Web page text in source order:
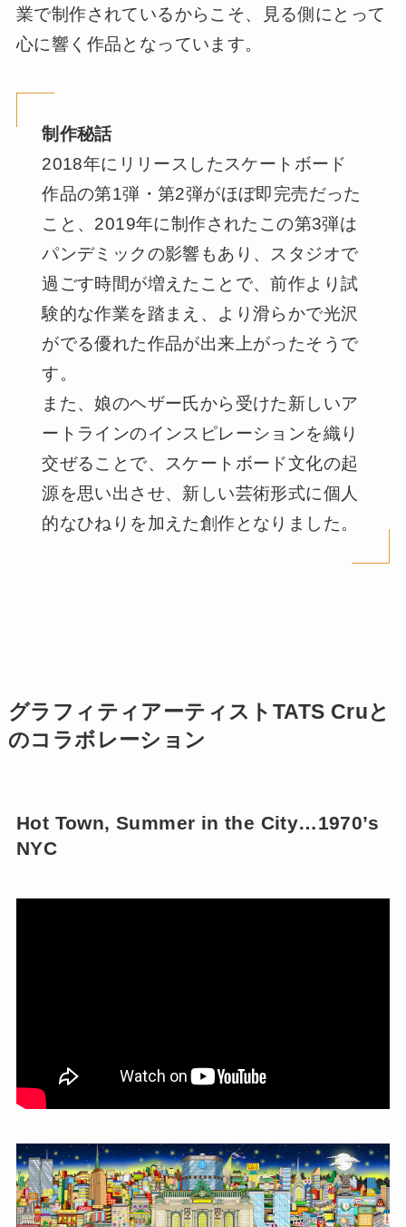
業で制作されているからこそ、見る側にとって
心に響く作品となっています。
制作秘話
2018年にリリースしたスケートボード
作品の第1弾・第2弾がほぼ即完売だった
こと、2019年に制作されたこの第3弾は
パンデミックの影響もあり、スタジオで
過ごす時間が増えたことで、前作より試
験的な作業を踏まえ、より滑らかで光沢
がでる優れた作品が出来上がったそうで
す。
また、娘のヘザー氏から受けた新しいア
ートラインのインスピレーションを織り
交ぜることで、スケートボード文化の起
源を思い出させ、新しい芸術形式に個人
的なひねりを加えた創作となりました。
グラフィティアーティストTATS Cruと
のコラボレーション
Hot Town, Summer in the City…1970’s
NYC